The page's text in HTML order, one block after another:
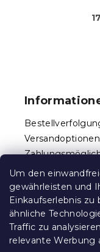
Um den
gewährleisten und
Einkaufserlebnis zu
ähnliche
Traffic zu
relevante Werbung
17
e
Versandoptionen
Reklamationen
Kontakt
Allgemeine
Datenschutz
Ethischer Kodex
Für Partner